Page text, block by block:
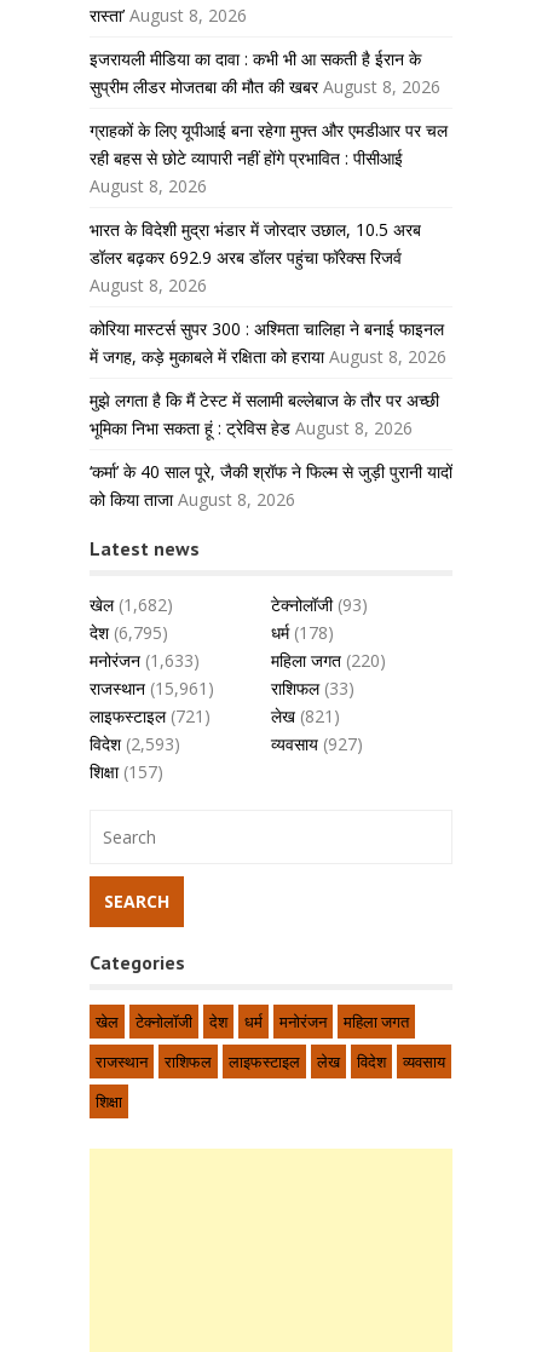
रास्ता’ August 8, 2026
इजरायली मीडिया का दावा : कभी भी आ सकती है ईरान के
सुप्रीम लीडर मोजतबा की मौत की खबर August 8, 2026
ग्राहकों के लिए यूपीआई बना रहेगा मुफ्त और एमडीआर पर चल
रही बहस से छोटे व्यापारी नहीं होंगे प्रभावित : पीसीआई
August 8, 2026
भारत के विदेशी मुद्रा भंडार में जोरदार उछाल, 10.5 अरब
डॉलर बढ़कर 692.9 अरब डॉलर पहुंचा फॉरेक्स रिजर्व
August 8, 2026
कोरिया मास्टर्स सुपर 300 : अश्मिता चालिहा ने बनाई फाइनल
में जगह, कड़े मुकाबले में रक्षिता को हराया August 8, 2026
मुझे लगता है कि मैं टेस्ट में सलामी बल्लेबाज के तौर पर अच्छी
भूमिका निभा सकता हूं : ट्रेविस हेड August 8, 2026
‘कर्मा’ के 40 साल पूरे, जैकी श्रॉफ ने फिल्म से जुड़ी पुरानी यादों
को किया ताजा August 8, 2026
Latest news
खेल(1,682) टेक्नोलॉजी(93)
देश(6,795) धर्म(178)
मनोरंजन (1,633) महिला जगत (220)
राजस्थान (15,961) राशिफल(33)
लाइफस्टाइल(721) लेख (821)
विदेश(2,593) व्यवसाय (927)
शिक्षा(157)
Categories
खेल टेक्नोलॉजी देश धर्म मनोरंजन
महिला जगत
राजस्थान
राशिफल लाइफस्टाइल लेख विदेश
व्यवसाय
शिक्षा